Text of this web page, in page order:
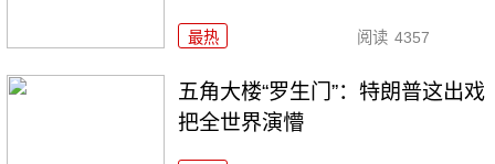
最热 阅读 4357
五角大楼“罗生门”：特朗普这出戏
把全世界演懵